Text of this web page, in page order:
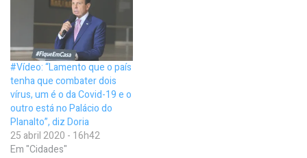
#Vídeo: “Lamento que o país
tenha que combater dois
vírus, um é o da Covid-19 e o
outro está no Palácio do
Planalto”, diz Doria
25 abril 2020 - 16h42
Em "Cidades"